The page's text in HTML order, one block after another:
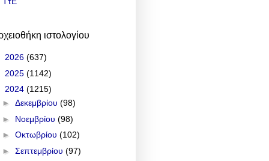
ιστολογίου
2026 (637)
2025 (1142)
2024 (1215)
► Δεκεμβρίου (98)
► Νοεμβρίου (98)
► Οκτωβρίου (102)
► Σεπτεμβρίου (97)